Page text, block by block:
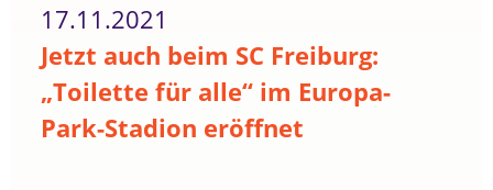
17.11.2021
Jetzt auch beim SC Freiburg:
„Toilette für alle“ im Europa-
Park-Stadion eröffnet